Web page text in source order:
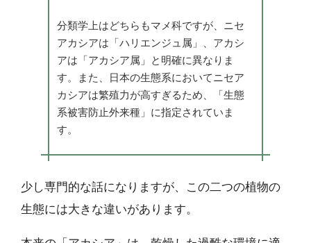
分類学上はどちらもマメ科ですが、ニセ
アカシアは「ハリエンジュ属」、アカシ
アは「アカシア属」と明確に異なりま
す。また、日本の生態系においてニセア
カシアは繁殖力が高すぎるため、「生態
系被害防止外来種」に指定されていま
す。
少し専門的な話になりますが、この二つの植物の
生態には大きな違いがあります。